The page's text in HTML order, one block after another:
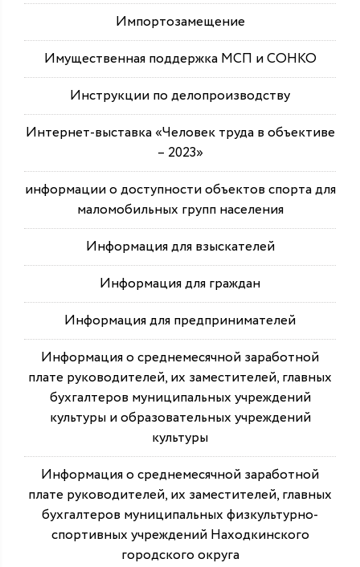
Импортозамещение
Имущественная поддержка МСП и СОНКО
Инструкции по делопроизводству
Интернет-выставка «Человек труда в объективе
– 2023»
информации о доступности объектов спорта для
маломобильных групп населения
Информация для взыскателей
Информация для граждан
Информация для предпринимателей
Информация о среднемесячной заработной
плате руководителей, их заместителей, главных
бухгалтеров муниципальных учреждений
культуры и образовательных учреждений
культуры
Информация о среднемесячной заработной
плате руководителей, их заместителей, главных
бухгалтеров муниципальных физкультурно-
спортивных учреждений Находкинского
городского округа